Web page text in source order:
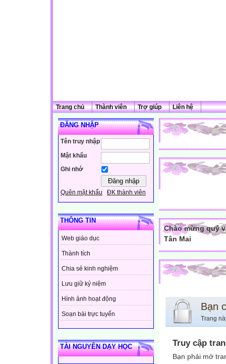
Trang chủ Thành viên Trợ giúp Liên hệ
ĐĂNG NHẬP
Tên truy nhập
Mật khẩu
Ghi nhớ
Quên mật khẩu ĐK thành viên
THÔNG TIN
Web giáo dục
Thành tích
Chia sẻ kinh nghiệm
Lưu giữ kỷ niệm
Hình ảnh hoạt động
Soạn bài trực tuyến
TÀI NGUYÊN DẠY HỌC
Chào mừng quý
Tân Mai
Bạn
Trang
Truy cập
Bạn phải mở